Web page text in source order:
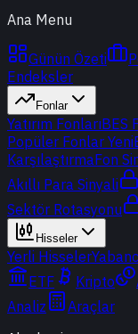
Ana Menu
Günün Özeti
Endeksler
Fonlar
Yatırım FonlarıBES
Popüler Fonlar Yeni
KarşılaştırmaFon
Akıllı Para Sinyali
Sektör Rotasyonu
Hisseler
Yerli Hisseler
ETF
Kripto
Analiz
Araçlar